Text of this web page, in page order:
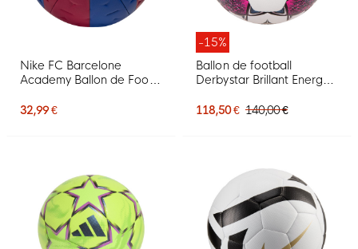
Nike FC Barcelone
Academy Ballon de Foot
Foncé Rouge Jaune
32,99 €
-15%
Ballon de football
Derbystar Brillant Energy,
118,50 € 140,00 €